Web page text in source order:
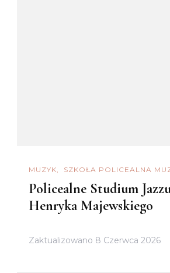
MUZYK SZKOŁA POLICEALNA
Policealne Studium
Henryka Majewskiego
Zaktualizowano 8 Czerwca 2026